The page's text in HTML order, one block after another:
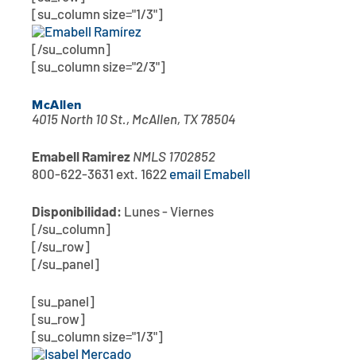
[su_column size="1/3"]
[/su_column]
[su_column size="2/3"]
McAllen
4015 North 10 St., McAllen, TX 78504
Emabell Ramirez NMLS 1702852
800-622-3631 ext. 1622 email Emabell
Disponibilidad: Lunes - Viernes
[/su_column]
[/su_row]
[/su_panel]
[su_panel]
[su_row]
[su_column size="1/3"]